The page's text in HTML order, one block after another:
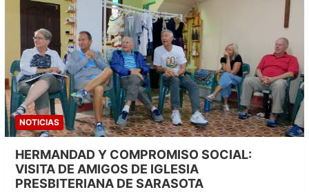
NOTICIAS
HERMANDAD Y COMPROMISO SOCIAL:
VISITA DE AMIGOS DE IGLESIA
PRESBITERIANA DE SARASOTA